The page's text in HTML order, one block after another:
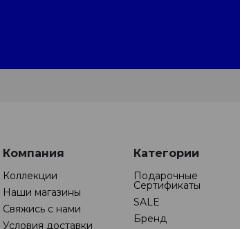
Компания
Коллекции
Наши магазины
Свяжись с нами
Условия доставки
Категории
Подарочные
Cертификаты
SALE
Бренд